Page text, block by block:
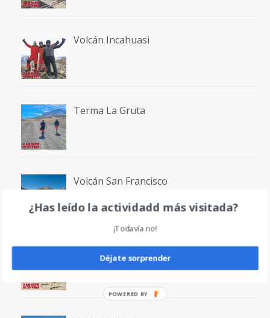
Volcán Incahuasi
Terma La Gruta
Volcán San Francisco
Laguna San Francisco
¿Has leído la actividadd más visitada?
¡Todavía no!
Déjate sorprender
POWERED BY